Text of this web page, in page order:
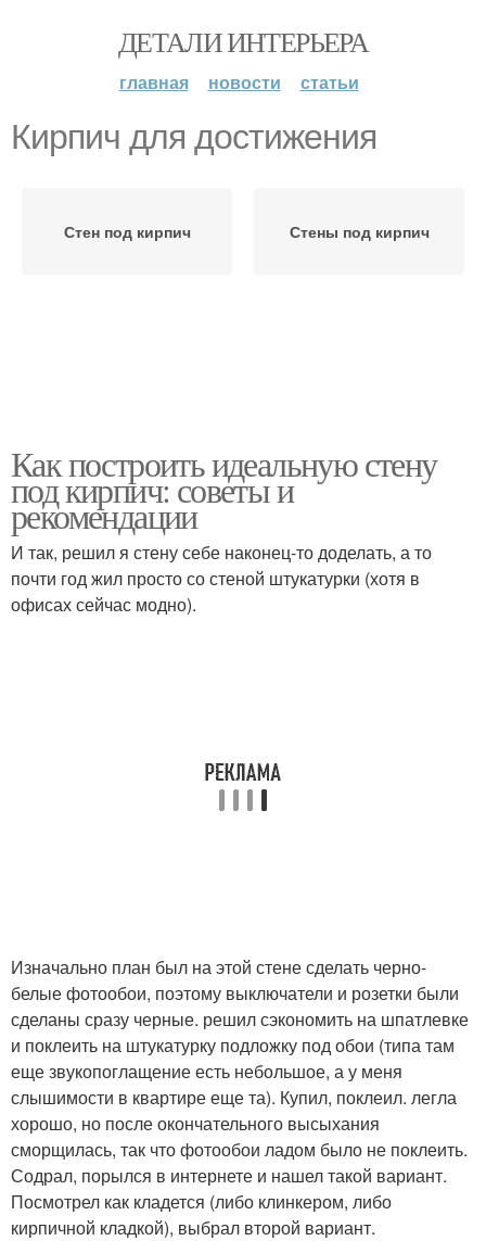
ДЕТАЛИ ИНТЕРЬЕРА
главная новости статьи
Кирпич для достижения
Стен под кирпич Стены под кирпич
Как построить идеальную стену
под кирпич: советы и
рекомендации
И так, решил я стену себе наконец-то доделать, а то
почти год жил просто со стеной штукатурки (хотя в
офисах сейчас модно).
Изначально план был на этой стене сделать черно-
белые фотообои, поэтому выключатели и розетки были
сделаны сразу черные. решил сэкономить на шпатлевке
и поклеить на штукатурку подложку под обои (типа там
еще звукопоглащение есть небольшое, а у меня
слышимости в квартире еще та). Купил, поклеил. легла
хорошо, но после окончательного высыхания
сморщилась, так что фотообои ладом было не поклеить.
Содрал, порылся в интернете и нашел такой вариант.
Посмотрел как кладется (либо клинкером, либо
кирпичной кладкой), выбрал второй вариант.